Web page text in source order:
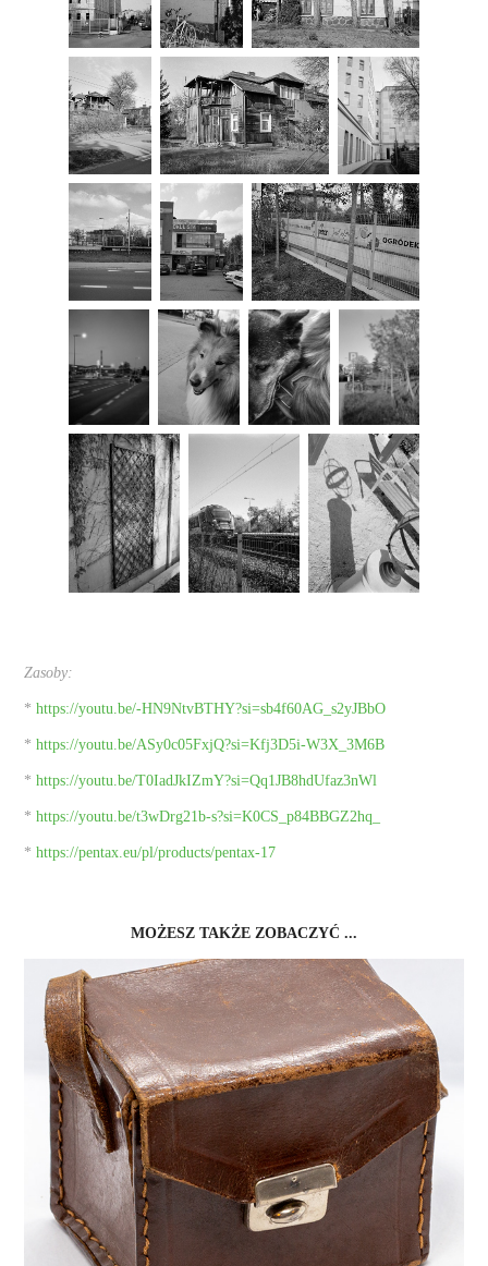
Zasoby:
*https://youtu.be/-HN9NtvBTHY?si=sb4f60AG_s2yJBbO
*https://youtu.be/ASy0c05FxjQ?si=Kfj3D5i-W3X_3M6B
*https://youtu.be/T0IadJkIZmY?si=Qq1JB8hdUfaz3nWl
*https://youtu.be/t3wDrg21b-s?si=K0CS_p84BBGZ2hq_
*https://pentax.eu/pl/products/pentax-17
MOŻESZ TAKŻE ZOBACZYĆ ...